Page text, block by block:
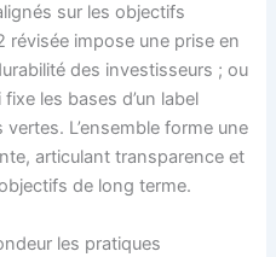
sur les objectifs
révisée impose une prise en
des investisseurs ; ou
les bases d’un label
L’ensemble forme une
articulant transparence et
de long terme.
les pratiques